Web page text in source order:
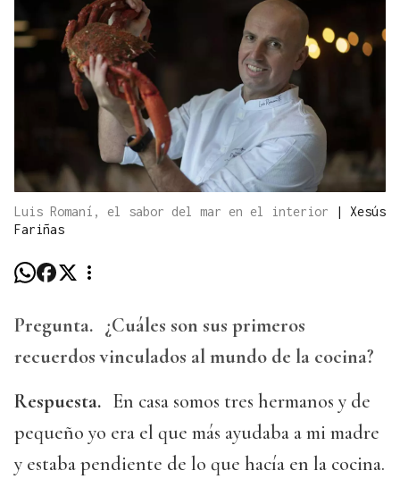
Luis Romaní, el sabor del mar en el interior | Xesús
Fariñas
Pregunta. ¿Cuáles son sus primeros
recuerdos vinculados al mundo de la cocina?
Respuesta. En casa somos tres hermanos y de
pequeño yo era el que más ayudaba a mi madre
y estaba pendiente de lo que hacía en la cocina.